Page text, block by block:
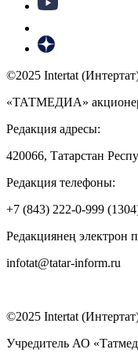
©2025 Intertat
«ТАТМЕДИА»
Редакция адресы:
420066, Татарстан
Редакция телефоны:
+7 (843) 222-0-999
Редакциянең электрон
infotat@tatar-inform.ru
©2025 Intertat
Учредитель АО